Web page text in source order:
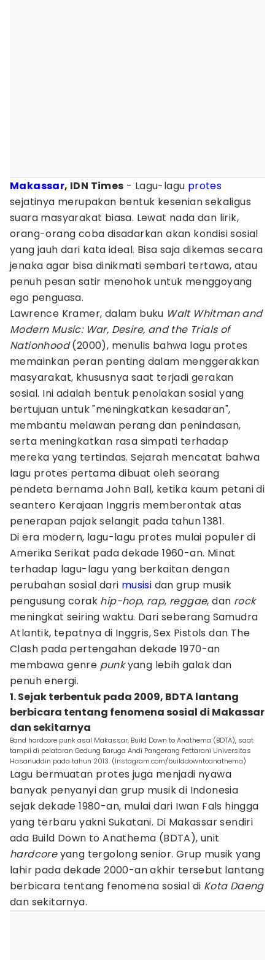
Makassar, IDN Times - Lagu-lagu protes
sejatinya merupakan bentuk kesenian sekaligus
suara masyarakat biasa. Lewat nada dan lirik,
orang-orang coba disadarkan akan kondisi sosial
yang jauh dari kata ideal. Bisa saja dikemas secara
jenaka agar bisa dinikmati sembari tertawa, atau
penuh pesan satir menohok untuk menggoyang
ego penguasa.
Lawrence Kramer, dalam buku Walt Whitman and
Modern Music: War, Desire, and the Trials of
Nationhood(2000), menulis bahwa lagu protes
memainkan peran penting dalam menggerakkan
masyarakat, khususnya saat terjadi gerakan
sosial. Ini adalah bentuk penolakan sosial yang
bertujuan untuk "meningkatkan kesadaran",
membantu melawan perang dan penindasan,
serta meningkatkan rasa simpati terhadap
mereka yang tertindas. Sejarah mencatat bahwa
lagu protes pertama dibuat oleh seorang
pendeta bernama John Ball, ketika kaum petani di
seantero Kerajaan Inggris memberontak atas
penerapan pajak selangit pada tahun 1381.
Di era modern, lagu-lagu protes mulai populer di
Amerika Serikat pada dekade 1960-an. Minat
terhadap lagu-lagu yang berkaitan dengan
perubahan sosial dari musisi dan grup musik
pengusung corak hip-hop, rap, reggae, dan rock
meningkat seiring waktu. Dari seberang Samudra
Atlantik, tepatnya di Inggris, Sex Pistols dan The
Clash pada pertengahan dekade 1970-an
membawa genre punkyang lebih galak dan
penuh energi.
1. Sejak terbentuk pada 2009, BDTA lantang
berbicara tentang fenomena sosial di Makassar
dan sekitarnya
Band hardcore punk asal Makassar, Build Down to Anathema (BDTA), saat
tampil di pelataran Gedung Baruga Andi Pangerang Pettarani Universitas
Hasanuddin pada tahun 2013. (Instagram.com/builddowntoanathema)
Lagu bermuatan protes juga menjadi nyawa
banyak penyanyi dan grup musik di Indonesia
sejak dekade 1980-an, mulai dari Iwan Fals hingga
yang terbaru yakni Sukatani. Di Makassar sendiri
ada Build Down to Anathema (BDTA), unit
hardcoreyang tergolong senior. Grup musik yang
lahir pada dekade 2000-an akhir tersebut lantang
berbicara tentang fenomena sosial di Kota Daeng
dan sekitarnya.